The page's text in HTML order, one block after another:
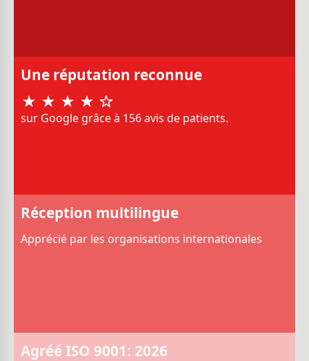
Une réputation reconnue
sur Google grâce à 156 avis de patients.
Réception multilingue
Apprécié par les organisations internationales
Agréé ISO 9001: 2026